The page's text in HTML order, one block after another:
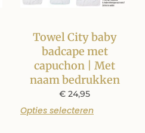
Towel City baby
badcape met
capuchon | Met
naam bedrukken
€ 24,95
Opties selecteren